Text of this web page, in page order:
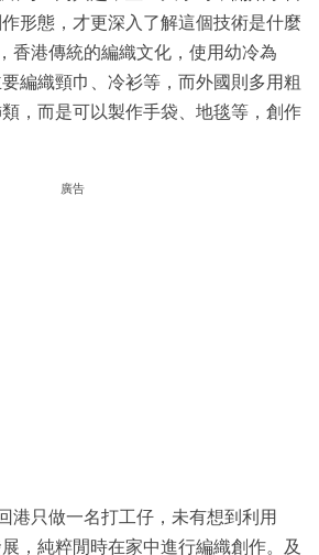
形態，才更深入了解這個技術是什麼
香港傳統的編織文化，使用幼冷為
編織頸巾、冷衫等，而外國則多用粗
，而是可以製作手袋、地毯等，創作
廣告
港只做一名打工仔，未有想到利用
展，純粹閒時在家中進行編織創作。及